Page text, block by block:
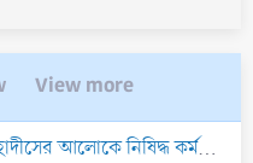
View more
আলোকে নিষিদ্ধ কর্মকান্ড - PDF